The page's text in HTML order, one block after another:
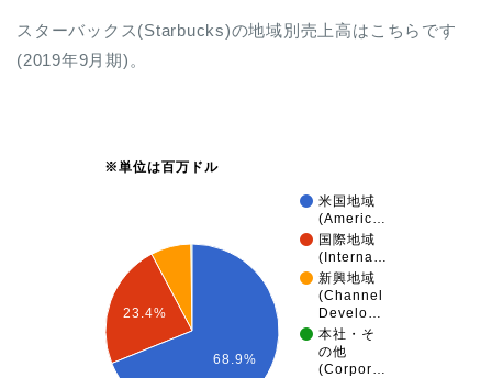
スターバックス(Starbucks)の地域別売上高はこちらです
(2019年9月期)。
※単位は百万ドル
米国地域
(Americ…
国際地域
(Interna…
新興地域
(Channel
Develo…
本社・そ
の他
(Corpor…
23.4%
68.9%